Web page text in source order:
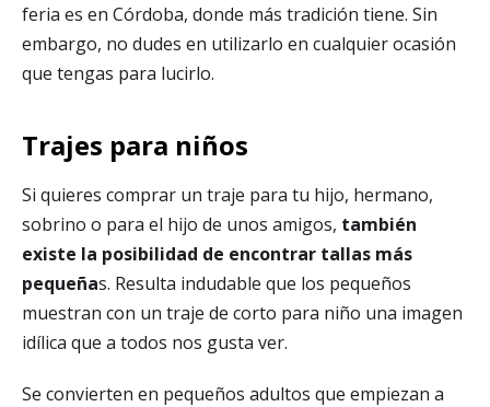
feria es en Córdoba, donde más tradición tiene. Sin
embargo, no dudes en utilizarlo en cualquier ocasión
que tengas para lucirlo.
Trajes para niños
Si quieres comprar un traje para tu hijo, hermano,
sobrino o para el hijo de unos amigos, también
existe la posibilidad de encontrar tallas más
pequeñas. Resulta indudable que los pequeños
muestran con un traje de corto para niño una imagen
idílica que a todos nos gusta ver.
Se convierten en pequeños adultos que empiezan a